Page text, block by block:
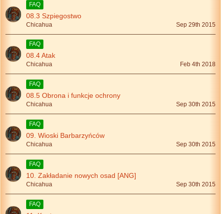
FAQ
08.3 Szpiegostwo
Chicahua Sep 29th 2015
FAQ
08.4 Atak
Chicahua Feb 4th 2018
FAQ
08.5 Obrona i funkcje ochrony
Chicahua Sep 30th 2015
FAQ
09. Wioski Barbarzyńców
Chicahua Sep 30th 2015
FAQ
10. Zakładanie nowych osad [ANG]
Chicahua Sep 30th 2015
FAQ